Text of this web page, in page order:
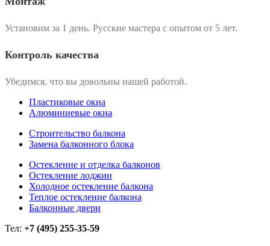
Установим за 1 день. Русские мастера с опытом от 5 лет.
Контроль качества
Убедимся, что вы довольны нашей работой.
Пластиковые окна
Алюминиевые окна
Строительство балкона
Замена балконного блока
Остекление и отделка балконов
Остекление лоджии
Холодное остекление балкона
Теплое остекление балкона
Балконные двери
Тел: +7 (495) 255-35-59